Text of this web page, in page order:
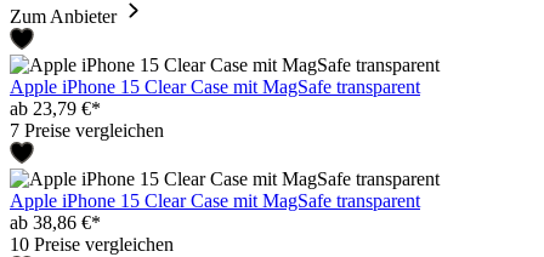
Zum Anbieter
Apple iPhone 15 Clear Case mit MagSafe transparent
ab 23,79 €*
7 Preise vergleichen
Apple iPhone 15 Clear Case mit MagSafe transparent
ab 38,86 €*
10 Preise vergleichen